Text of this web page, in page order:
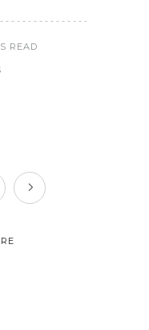
READ